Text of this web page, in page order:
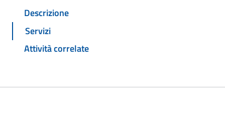
Descrizione
Servizi
Attività correlate